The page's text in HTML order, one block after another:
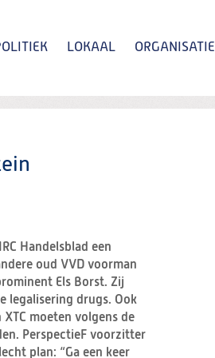
LOKAAL ORGANISATIE
Handelsblad een
oud VVD voorman
Els Borst. Zij
legalisering drugs. Ook
moeten volgens de
PerspectieF voorzitter
plan: “Ga een keer